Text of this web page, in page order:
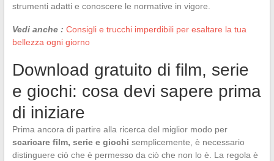
strumenti adatti e conoscere le normative in vigore.
Vedi anche : Consigli e trucchi imperdibili per esaltare la tua
bellezza ogni giorno
Download gratuito di film, serie
e giochi: cosa devi sapere prima
di iniziare
Prima ancora di partire alla ricerca del miglior modo per
scaricare film, serie e giochi semplicemente, è necessario
distinguere ciò che è permesso da ciò che non lo è. La regola è